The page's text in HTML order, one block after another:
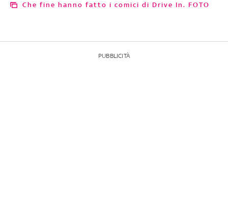
Che fine hanno fatto i comici di Drive In. FOTO
PUBBLICITÀ